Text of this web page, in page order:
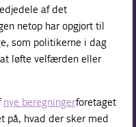
af det
netop har opgjort til
som politikerne i dag
løfte velfærden eller
nye beregningerforetaget
på, hvad der sker med